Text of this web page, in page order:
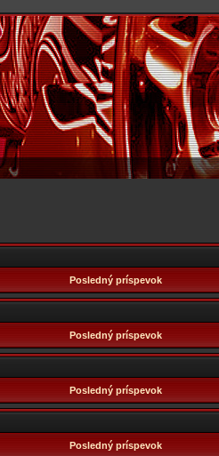
Posledný príspevok
Posledný príspevok
Posledný príspevok
Posledný príspevok